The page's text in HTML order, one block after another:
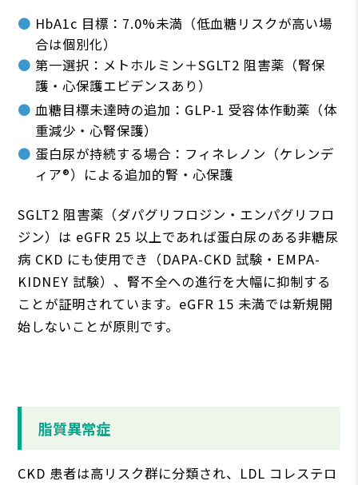
HbA1c ⽬標：7.0%未満（低⾎糖リスクが⾼い場
合は個別化）
第⼀選択：メトホルミン＋SGLT2 阻害薬（腎保
護・⼼保護エビデンスあり）
⾎糖⽬標未達時の追加：GLP-1 受容体作動薬（体
重減少・⼼腎保護）
蛋⽩尿が持続する場合：フィネレノン（ケレンデ
ィア®）による追加的腎・⼼保護
SGLT2 阻害薬（ダパグリフロジン・エンパグリフロ
ジン）は eGFR 25 以上であれば蛋⽩尿のある⾮糖尿
病 CKD にも使⽤でき（DAPA-CKD 試験・EMPA-
KIDNEY 試験）、腎不全への進⾏を⼤幅に抑制する
ことが証明されています。eGFR 15 未満では新規開
始しないことが原則です。
脂質異常症
CKD 患者は⾼リスク群に分類され、LDL コレステロ